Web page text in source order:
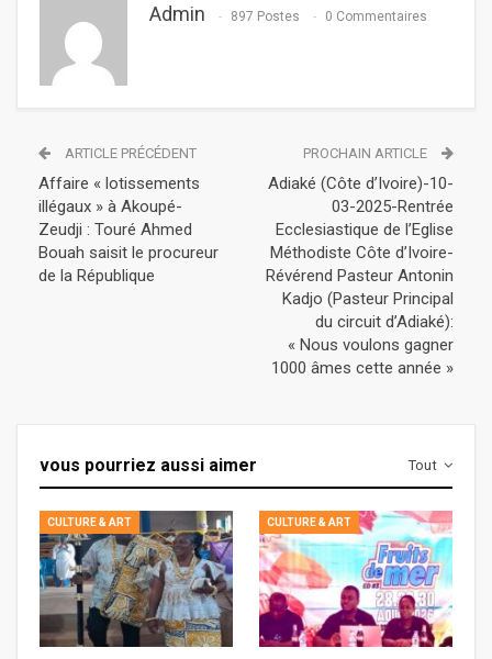
Admin 897 Postes 0 Commentaires
ARTICLE PRÉCÉDENT
Affaire « lotissements
illégaux » à Akoupé-
Zeudji : Touré Ahmed
Bouah saisit le procureur
de la République
PROCHAIN ARTICLE
Adiaké (Côte d’Ivoire)-10-
03-2025-Rentrée
Ecclesiastique de l’Eglise
Méthodiste Côte d’Ivoire-
Révérend Pasteur Antonin
Kadjo (Pasteur Principal
du circuit d’Adiaké):
« Nous voulons gagner
1000 âmes cette année »
Tout
vous pourriez aussi aimer
CULTURE & ART CULTURE & ART